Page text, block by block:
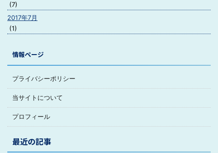
(7)
2017年7月
(1)
情報ページ
プライバシーポリシー
当サイトについて
プロフィール
最近の記事